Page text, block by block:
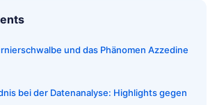
und das Phänomen Azzedine
bei der Datenanalyse: Highlights gegen